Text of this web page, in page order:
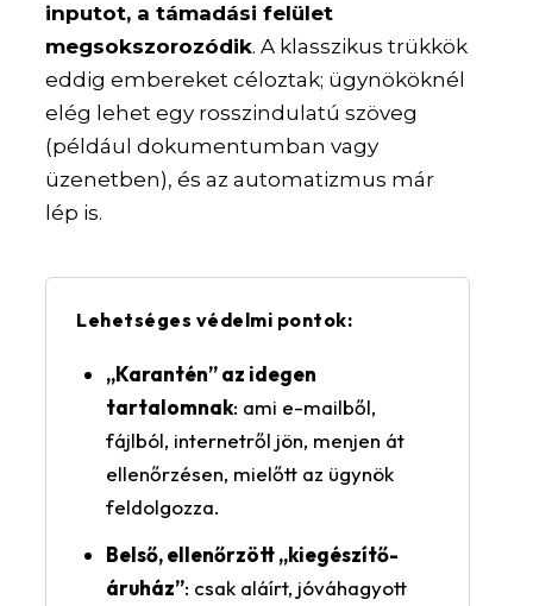
inputot, a támadási felület
megsokszorozódik. A klasszikus trükkök
eddig embereket céloztak; ügynököknél
elég lehet egy rosszindulatú szöveg
(például dokumentumban vagy
üzenetben), és az automatizmus már
lép is.
Lehetséges védelmi pontok:
„Karantén” az idegen
tartalomnak: ami e-mailből,
fájlból, internetről jön, menjen át
ellenőrzésen, mielőtt az ügynök
feldolgozza.
Belső, ellenőrzött „kiegészítő-
áruház”: csak aláírt, jóváhagyott